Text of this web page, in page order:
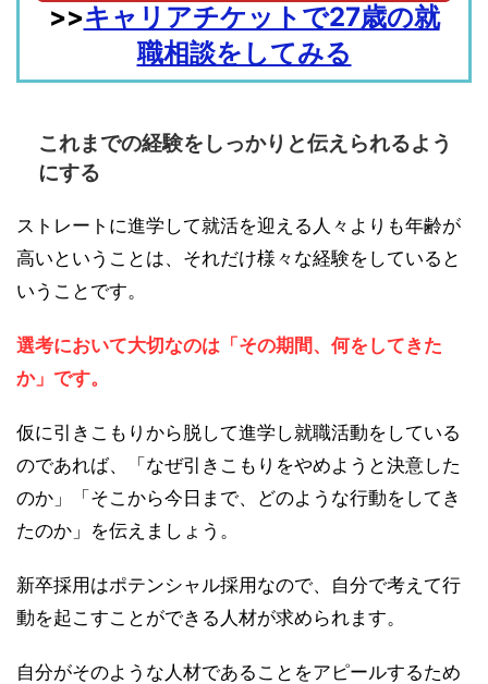
>>キャリアチケットで27歳の就
職相談をしてみる
これまでの経験をしっかりと伝えられるよう
にする
ストレートに進学して就活を迎える人々よりも年齢が
高いということは、それだけ様々な経験をしていると
いうことです。
選考において大切なのは「その期間、何をしてきた
か」です。
仮に引きこもりから脱して進学し就職活動をしている
のであれば、「なぜ引きこもりをやめようと決意した
のか」「そこから今日まで、どのような行動をしてき
たのか」を伝えましょう。
新卒採用はポテンシャル採用なので、自分で考えて行
動を起こすことができる人材が求められます。
自分がそのような人材であることをアピールするため